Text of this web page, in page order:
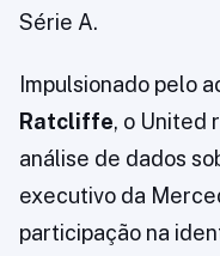
Série A.
Impulsionado pelo
Ratcliffe, o United
análise de dados
executivo da
participação na